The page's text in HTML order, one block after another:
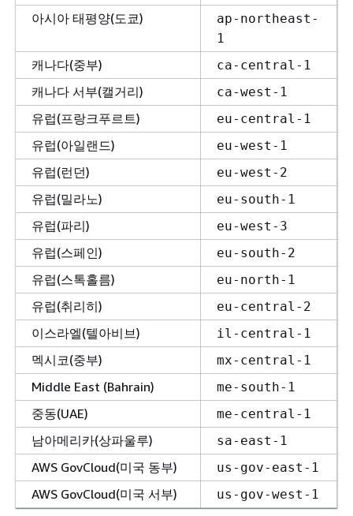
아시아 태평양(도쿄)
ap-northeast-
1
캐나다(중부) ca-central-1
캐나다 서부(캘거리) ca-west-1
유럽(프랑크푸르트) eu-central-1
유럽(아일랜드) eu-west-1
유럽(런던) eu-west-2
유럽(밀라노) eu-south-1
유럽(파리) eu-west-3
유럽(스페인) eu-south-2
유럽(스톡홀름) eu-north-1
유럽(취리히) eu-central-2
이스라엘(텔아비브) il-central-1
멕시코(중부) mx-central-1
Middle East (Bahrain) me-south-1
중동(UAE) me-central-1
남아메리카(상파울루) sa-east-1
AWS GovCloud(미국 동부) us-gov-east-1
AWS GovCloud(미국 서부) us-gov-west-1